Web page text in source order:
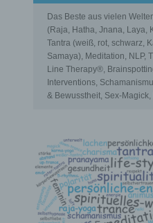
Das Beste aus vielen
(Raja, Hatha, Jnana, Laya,
Tantra (weiß, rot, schwarz,
Samaya), Meditation, NLP,
Line Therapy®,
Interventions,
& Bewusstheit, Sex-Magick,